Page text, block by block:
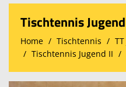
Home
Verein
Spielplan
Fußball
Tischtennis
Home Tischtennis
Tischtennis Jugend II